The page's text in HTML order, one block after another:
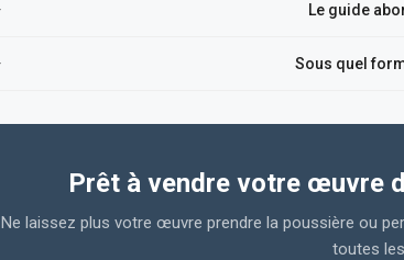
Le guide
Sous quel
Prêt à vendre votre œuvre
Ne laissez plus votre œuvre prendre la poussière ou
toutes